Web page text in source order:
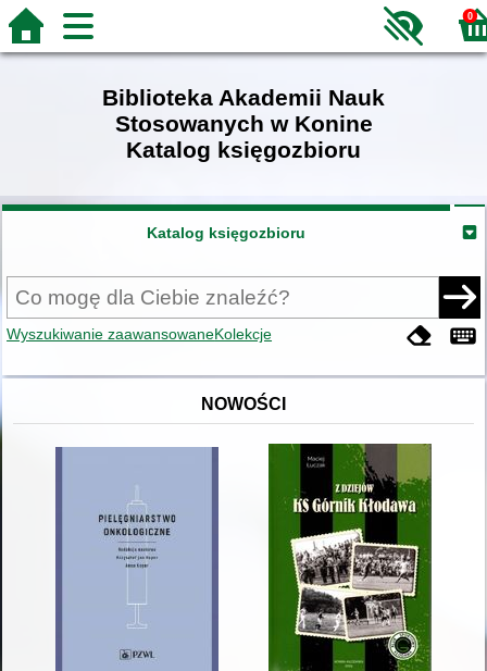
0
Biblioteka Akademii Nauk
Stosowanych w Konine
Katalog księgozbioru
Katalog księgozbioru
Wyszukiwanie zaawansowaneKolekcje
NOWOŚCI